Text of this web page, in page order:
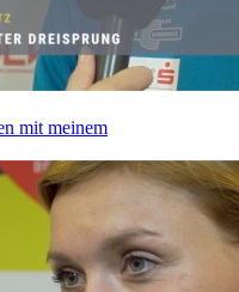
mit meinem